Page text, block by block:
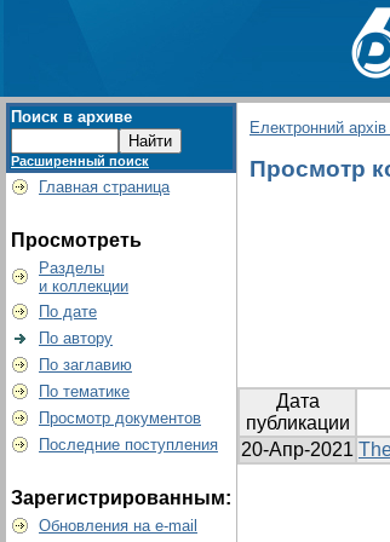
Поиск в архиве
Расширенный поиск
Главная страница
Просмотреть
Разделы
и коллекции
По дате
По автору
По заглавию
По тематике
Просмотр документов
Последние поступления
Зарегистрированным:
Обновления на e-mail
Електронний архів
Просмотр
Дата
публикации
20-Апр-2021